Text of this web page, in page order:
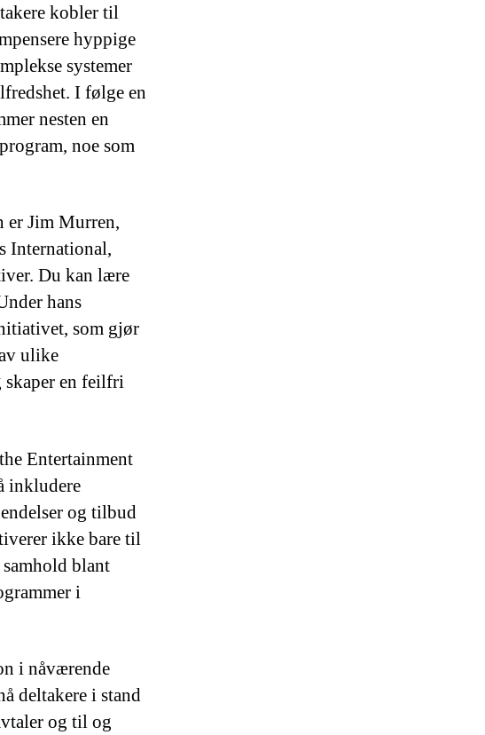
kobler til
hyppige
systemer
I følge en
nesten en
noe som
er Jim Murren,
International,
Du kan lære
hans
som gjør
ulike
skaper en feilfri
Entertainment
inkludere
og tilbud
ikke bare til
blant
i
i nåværende
deltakere i stand
og til og